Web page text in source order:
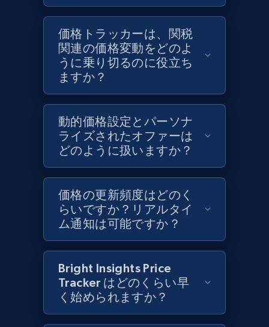
Target - Discover products by category url
URL, Product id, Title, Product description,
Rating, Reviews count, Initial price, Discount,
and more.
1.3K+ 175+ 今すぐ始める
Target - Discover products by specified
UPC
URL, Product id, Title, Product description,
Rating, Reviews count, Initial price, Discount,
and more.
Zara - Products
価格トラッカーは、関税
関連の価格変動をどのよ
うに乗り切るのに役立ち
ますか？
動的価格設定とパーソナ
ライズされたオファーは
どのように扱いますか？
価格の更新頻度はどのく
らいですか？リアルタイ
ム通知は可能ですか？
Bright Insights Price
Tracker はどのくらい早
く始められますか？